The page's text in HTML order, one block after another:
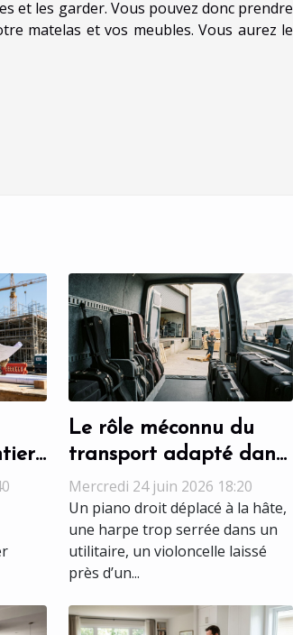
et les garder. Vous pouvez donc prendre
matelas et vos meubles. Vous aurez le
:
Le rôle méconnu du
transport adapté dans
la préservation des
instruments de musique
Mercredi 24 juin 2026 18:20
Un piano droit déplacé à la hâte,
une harpe trop serrée dans un
utilitaire, un violoncelle laissé
près d’un...